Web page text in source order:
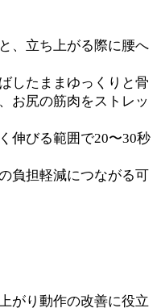
、立ち上がる際に腰へ
したままゆっくりと骨
お尻の筋肉をストレッ
伸びる範囲で20〜30秒
負担軽減につながる可
がり動作の改善に役立